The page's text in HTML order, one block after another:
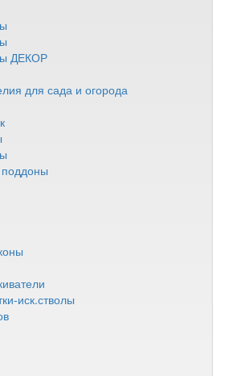
ДЕКОР
для сада и огорода
иск.стволы